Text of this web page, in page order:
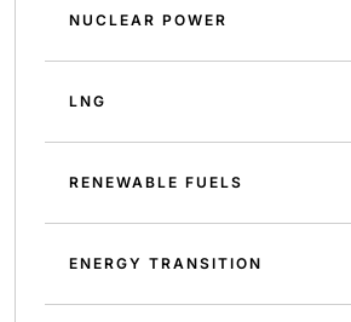
NUCLEAR POWER
LNG
RENEWABLE FUELS
ENERGY TRANSITION